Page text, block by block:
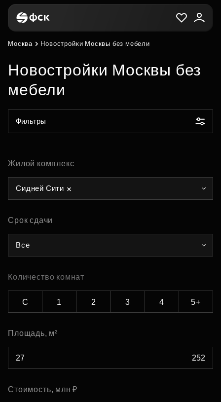
Москва Новостройки Москвы без мебели
Новостройки Москвы без
мебели
Фильтры
Жилой комплекс
Сидней Сити
Срок сдачи
Все
Количество комнат
С 1 2 3 4 5+
Площадь, м²
Стоимость, млн ₽